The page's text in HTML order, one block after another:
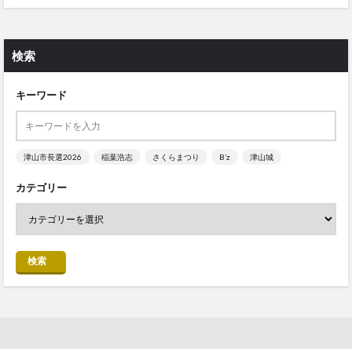
検索
キーワード
津山市長選2026 稲葉浩志 さくらまつり B’z 津山城
カテゴリー
検索